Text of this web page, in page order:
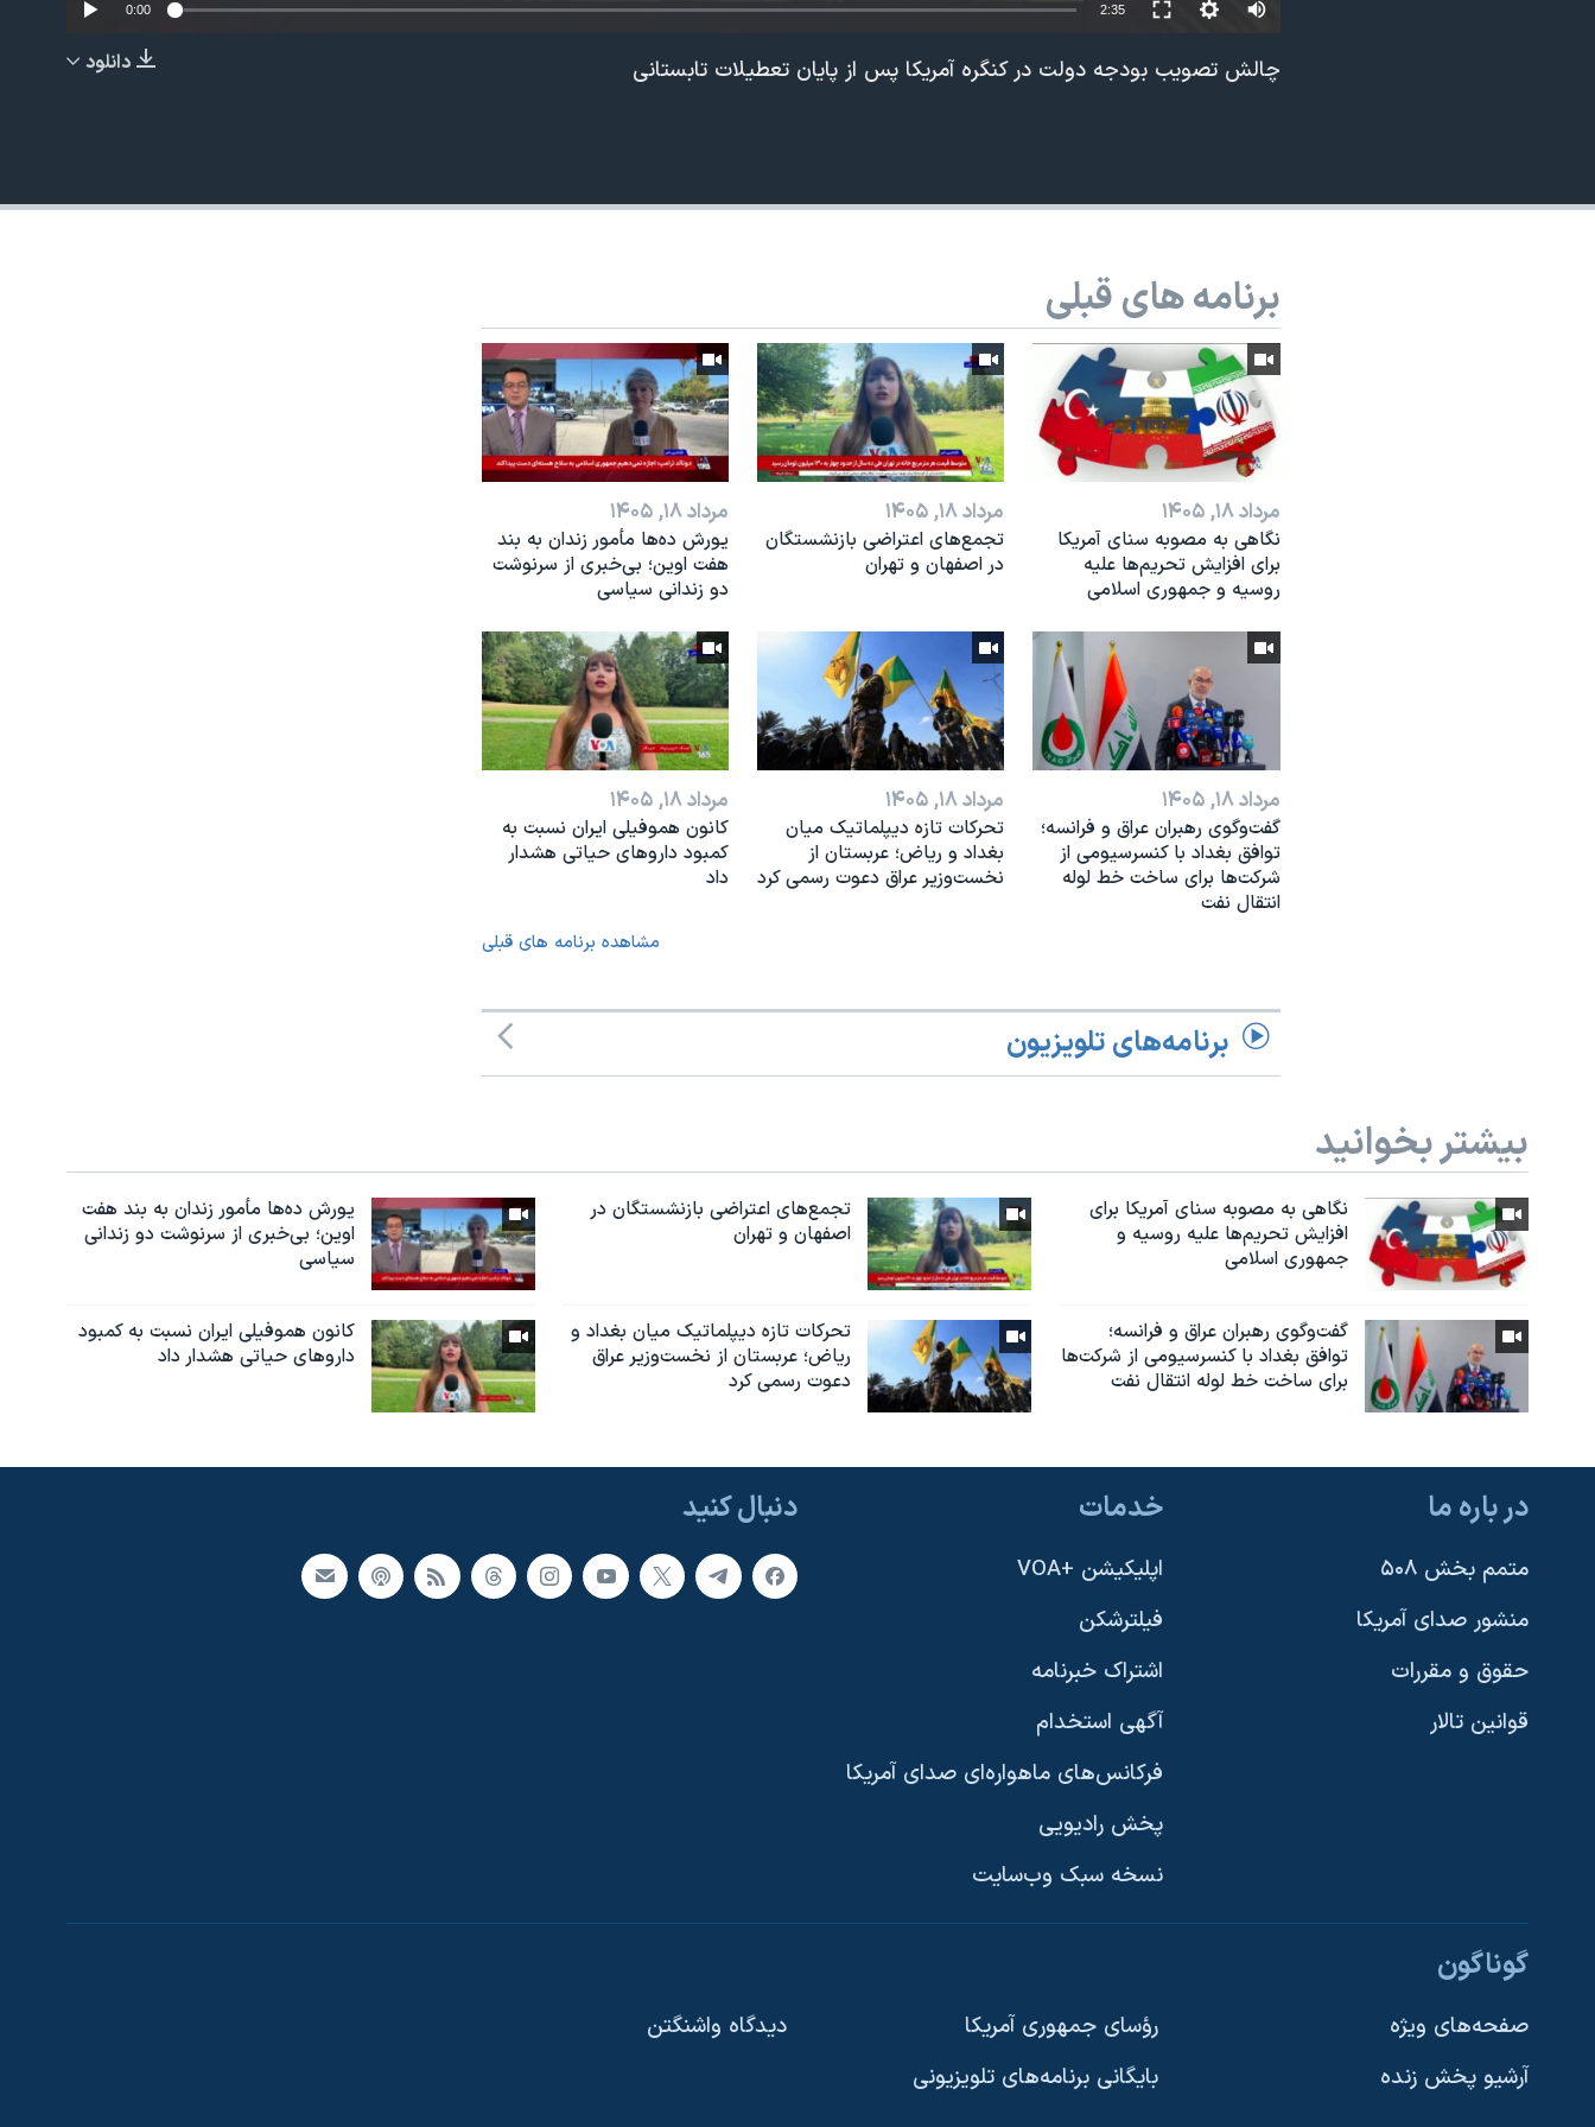
دنبال کنید
زبانهای مختلف
EMBED
Auto
240p
360p
720p
1080p
0:00 2:35
دانلود چالش تصویب بودجه دولت در کنگره آمریکا پس از پایان تعطیلات تابستانی
برنامه های قبلی
مرداد ۱۸, ۱۴۰۵
نگاهی به مصوبه سنای آمریکا
برای افزایش تحریم‌ها علیه
روسیه و جمهوری اسلامی
مرداد ۱۸, ۱۴۰۵
تجمع‌های اعتراضی بازنشستگان
در اصفهان و تهران
مرداد ۱۸, ۱۴۰۵
یورش ده‌ها مأمور زندان به بند
هفت اوین؛ بی‌خبری از سرنوشت
دو زندانی سیاسی
مرداد ۱۸, ۱۴۰۵
گفت‌وگوی رهبران عراق و فرانسه؛
توافق بغداد با کنسرسیومی از
شرکت‌ها برای ساخت خط لوله
انتقال نفت
مرداد ۱۸, ۱۴۰۵
تحرکات تازه دیپلماتیک میان
بغداد و ریاض؛ عربستان از
نخست‌وزیر عراق دعوت رسمی کرد
مرداد ۱۸, ۱۴۰۵
کانون هموفیلی ایران نسبت به
کمبود داروهای حیاتی هشدار
داد
مشاهده برنامه های قبلی
برنامه‌های تلویزیون
بیشتر بخوانید
نگاهی به مصوبه سنای آمریکا برای
افزایش تحریم‌ها علیه روسیه و
جمهوری اسلامی
تجمع‌های اعتراضی بازنشستگان در
اصفهان و تهران
یورش ده‌ها مأمور زندان به بند هفت
اوین؛ بی‌خبری از سرنوشت دو زندانی
سیاسی
گفت‌وگوی رهبران عراق و فرانسه؛
توافق بغداد با کنسرسیومی از شرکت‌ها
برای ساخت خط لوله انتقال نفت
تحرکات تازه دیپلماتیک میان بغداد و
ریاض؛ عربستان از نخست‌وزیر عراق
دعوت رسمی کرد
کانون هموفیلی ایران نسبت به کمبود
داروهای حیاتی هشدار داد
دنبال کنید در باره ما
متمم بخش ۵۰۸
منشور صدای آمریکا
حقوق و مقررات
قوانین تالار
خدمات
اپلیکیشن +VOA
فیلترشکن
اشتراک خبرنامه
آگهی استخدام
فرکانس‌های ماهواره‌ای صدای آمریکا
پخش رادیویی
نسخه سبک وب‌سایت
گوناگون
صفحه‌های ویژه
آرشیو پخش زنده
رؤسای جمهوری آمریکا
بایگانی برنامه‌های تلویزیونی
دیدگاه‌ واشنگتن